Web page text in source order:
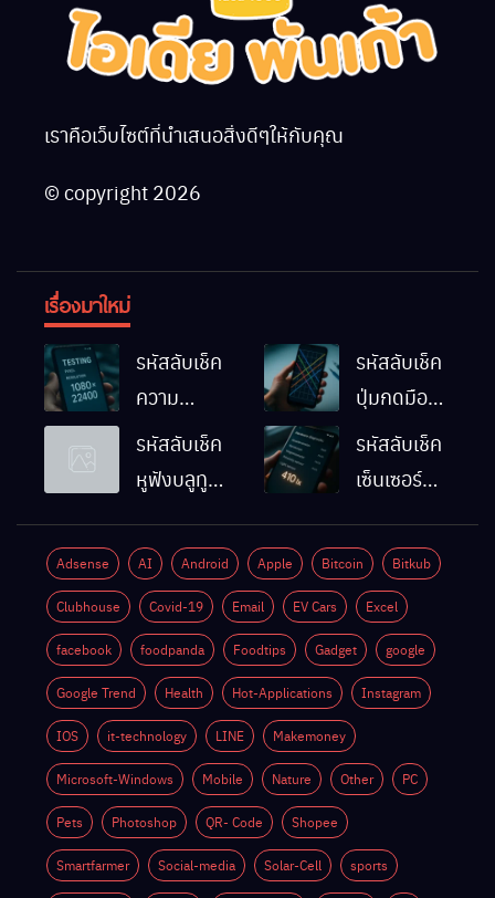
เราคือเว็บไซต์ที่นำเสนอสิ่งดีๆให้กับคุณ
© copyright 2026
เรื่องมาใหม่
รหัสลับเช็ค
ความ
ละเอียดหน้า
จอมือถือ
รหัสลับเช็ค
ปุ่มกดมือถือ
Android
ทำงานปกติ
รหัสลับเช็ค
หูฟังบลูทูธ
Android
ด้วยตัวเอง
รหัสลับเช็ค
เซ็นเซอร์
Android
ทำงานปกติ
ไหม
Adsense AI Android Apple Bitcoin Bitkub
Clubhouse Covid-19 Email EV Cars Excel
facebook foodpanda Foodtips Gadget google
Google Trend Health Hot-Applications Instagram
IOS it-technology LINE Makemoney
Microsoft-Windows Mobile Nature Other PC
Pets Photoshop QR- Code Shopee
Smartfarmer Social-media Solar-Cell sports